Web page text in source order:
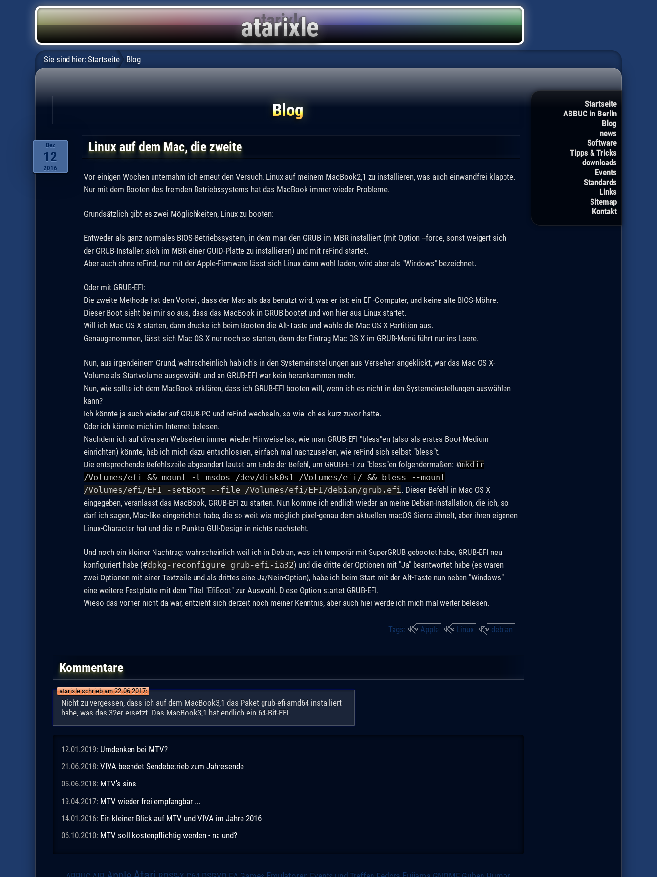
Startseite
ABBUC in Berlin
Blog
news
Software
Tipps & Tricks
downloads
Events
Standards
Links
Sitemap
Kontakt
Sie sind hier: Startseite Blog
Blog
Dez
12
2016
Linux auf dem Mac, die zweite
Vor einigen Wochen unternahm ich erneut den Versuch, Linux auf meinem MacBook2,1 zu installieren, was auch einwandfrei klappte.
Nur mit dem Booten des fremden Betriebssystems hat das MacBook immer wieder Probleme.
Grundsätzlich gibt es zwei Möglichkeiten, Linux zu booten:
Entweder als ganz normales BIOS-Betriebssystem, in dem man den GRUB im MBR installiert (mit Option --force, sonst weigert sich
der GRUB-Installer, sich im MBR einer GUID-Platte zu installieren) und mit reFind startet.
Aber auch ohne reFind, nur mit der Apple-Firmware lässt sich Linux dann wohl laden, wird aber als "Windows" bezeichnet.
Oder mit GRUB-EFI:
Die zweite Methode hat den Vorteil, dass der Mac als das benutzt wird, was er ist: ein EFI-Computer, und keine alte BIOS-Möhre.
Dieser Boot sieht bei mir so aus, dass das MacBook in GRUB bootet und von hier aus Linux startet.
Will ich Mac OS X starten, dann drücke ich beim Booten die Alt-Taste und wähle die Mac OS X Partition aus.
Genaugenommen, lässt sich Mac OS X nur noch so starten, denn der Eintrag Mac OS X im GRUB-Menü führt nur ins Leere.
Nun, aus irgendeinem Grund, wahrscheinlich hab ich's in den Systemeinstellungen aus Versehen angeklickt, war das Mac OS X-
Volume als Startvolume ausgewählt und an GRUB-EFI war kein herankommen mehr.
Nun, wie sollte ich dem MacBook erklären, dass ich GRUB-EFI booten will, wenn ich es nicht in den Systemeinstellungen auswählen
kann?
Ich könnte ja auch wieder auf GRUB-PC und reFind wechseln, so wie ich es kurz zuvor hatte.
Oder ich könnte mich im Internet belesen.
Nachdem ich auf diversen Webseiten immer wieder Hinweise las, wie man GRUB-EFI "bless"en (also als erstes Boot-Medium
einrichten) könnte, hab ich mich dazu entschlossen, einfach mal nachzusehen, wie reFind sich selbst "bless"t.
Die entsprechende Befehlszeile abgeändert lautet am Ende der Befehl, um GRUB-EFI zu "bless"en folgendermaßen: #mkdir
/Volumes/efi && mount -t msdos /dev/disk0s1 /Volumes/efi/ && bless --mount
/Volumes/efi/EFI -setBoot --file /Volumes/efi/EFI/debian/grub.efi. Dieser Befehl in Mac OS X
eingegeben, veranlasst das MacBook, GRUB-EFI zu starten. Nun komme ich endlich wieder an meine Debian-Installation, die ich, so
darf ich sagen, Mac-like eingerichtet habe, die so weit wie möglich pixel-genau dem aktuellen macOS Sierra ähnelt, aber ihren eigenen
Linux-Character hat und die in Punkto GUI-Design in nichts nachsteht.
Und noch ein kleiner Nachtrag: wahrscheinlich weil ich in Debian, was ich temporär mit SuperGRUB gebootet habe, GRUB-EFI neu
konfiguriert habe (#dpkg-reconfigure grub-efi-ia32) und die dritte der Optionen mit "Ja" beantwortet habe (es waren
zwei Optionen mit einer Textzeile und als drittes eine Ja/Nein-Option), habe ich beim Start mit der Alt-Taste nun neben "Windows"
eine weitere Festplatte mit dem Titel "EfiBoot" zur Auswahl. Diese Option startet GRUB-EFI.
Wieso das vorher nicht da war, entzieht sich derzeit noch meiner Kenntnis, aber auch hier werde ich mich mal weiter belesen.
Tags: Apple Linux debian
Kommentare
atarixle schrieb am 22.06.2017:
Nicht zu vergessen, dass ich auf dem MacBook3,1 das Paket grub-efi-amd64 installiert
habe, was das 32er ersetzt. Das MacBook3,1 hat endlich ein 64-Bit-EFI.
12.01.2019: Umdenken bei MTV?
21.06.2018: VIVA beendet Sendebetrieb zum Jahresende
05.06.2018: MTV's sins
19.04.2017: MTV wieder frei empfangbar ...
14.01.2016: Ein kleiner Blick auf MTV und VIVA im Jahre 2016
06.10.2010: MTV soll kostenpflichtig werden - na und?